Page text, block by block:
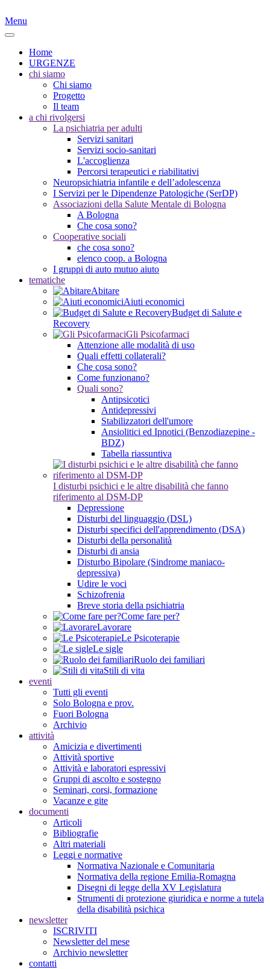
Menu
Home
URGENZE
chi siamo
Chi siamo
Progetto
Il team
a chi rivolgersi
La psichiatria per adulti
Servizi sanitari
Servizi socio-sanitari
L'accoglienza
Percorsi terapeutici e riabilitativi
Neuropsichiatria infantile e dell’adolescenza
I Servizi per le Dipendenze Patologiche (SerDP)
Associazioni della Salute Mentale di Bologna
A Bologna
Che cosa sono?
Cooperative sociali
che cosa sono?
elenco coop. a Bologna
I gruppi di auto mutuo aiuto
tematiche
Abitare
Aiuti economici
Budget di Salute e
Recovery
Gli Psicofarmaci
Attenzione alle modalità di uso
Quali effetti collaterali?
Che cosa sono?
Come funzionano?
Quali sono?
Antipsicotici
Antidepressivi
Stabilizzatori dell'umore
Ansiolitici ed Ipnotici (Benzodiazepine -
BDZ)
Tabella riassuntiva
I disturbi psichici e le altre disabilità che fanno
riferimento al DSM-DP
Depressione
Disturbi del linguaggio (DSL)
Disturbi specifici dell'apprendimento (DSA)
Disturbi della personalità
Disturbi di ansia
Disturbo Bipolare (Sindrome maniaco-
depressiva)
Udire le voci
Schizofrenia
Breve storia della psichiatria
Come fare per?
Lavorare
Le Psicoterapie
Le sigle
Ruolo dei familiari
Stili di vita
eventi
Tutti gli eventi
Solo Bologna e prov.
Fuori Bologna
Archivio
attività
Amicizia e divertimenti
Attività sportive
Attività e laboratori espressivi
Gruppi di ascolto e sostegno
Seminari, corsi, formazione
Vacanze e gite
documenti
Articoli
Bibliografie
Altri materiali
Leggi e normative
Normativa Nazionale e Comunitaria
Normativa della regione Emilia-Romagna
Disegni di legge della XV Legislatura
Strumenti di protezione giuridica e norme a tutela
della disabilità psichica
newsletter
ISCRIVITI
Newsletter del mese
Archivio newsletter
contatti